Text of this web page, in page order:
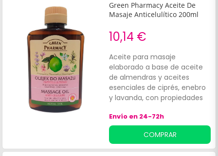
Green Pharmacy Aceite De
Masaje Anticelulítico 200ml
10,14 €
Aceite para masaje
elaborado a base de aceite
de almendras y aceites
esenciales de ciprés, enebro
y lavanda, con propiedades
penetración en la piel.
Además, el aceite de limón
proporciona:Relajación.
Frescura.
Envío en 24-72h
COMPRAR